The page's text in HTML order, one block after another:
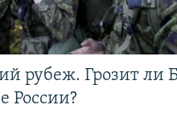
рубеж. Грозит ли
России?